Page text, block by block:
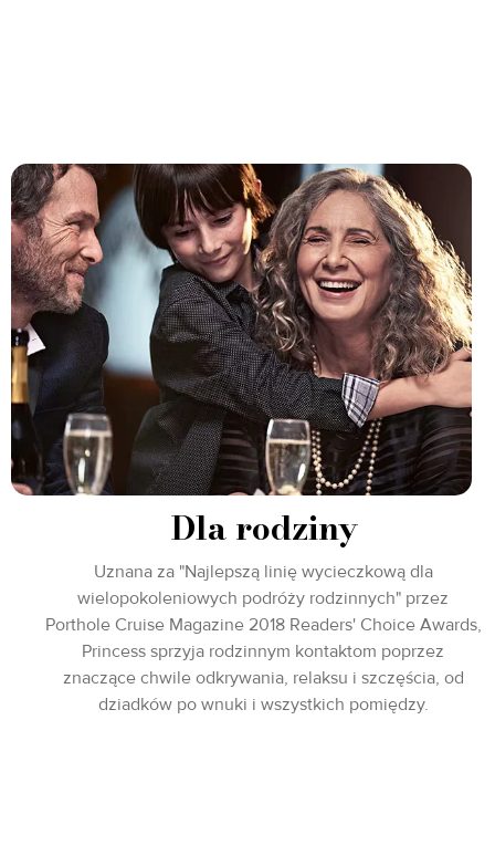
Dla rodziny
Uznana za "Najlepszą linię wycieczkową dla
wielopokoleniowych podróży rodzinnych" przez
Porthole Cruise Magazine 2018 Readers' Choice Awards,
Princess sprzyja rodzinnym kontaktom poprzez
znaczące chwile odkrywania, relaksu i szczęścia, od
dziadków po wnuki i wszystkich pomiędzy.